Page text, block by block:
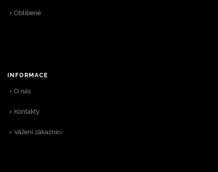
Oblíbené
INFORMACE
O nás
Kontakty
Vážení zákazníci